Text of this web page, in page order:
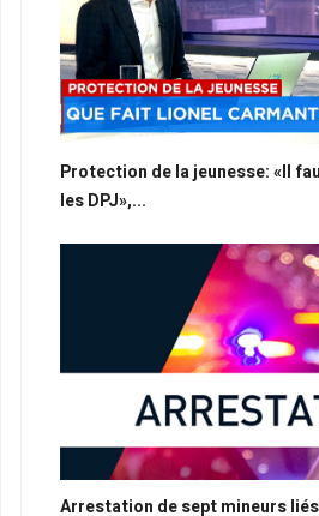
Protection de la jeunesse: «Il
les DPJ»,...
Arrestation de sept mineurs